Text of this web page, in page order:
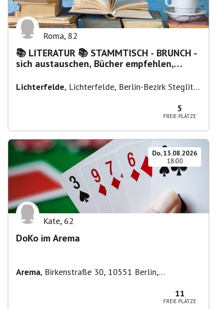
Roma, 82
📚 LITERATUR 📚 STAMMTISCH - BRUNCH -
sich austauschen, Bücher empfehlen,
Lichterfelde, Lichterfelde, Berlin-Bezirk Steglitz-
5
FREIE PLÄTZE
Do, 13.08.2026
18:00
Kate, 62
DoKo im Arema
Arema, Birkenstraße 30, 10551 Berlin,
11
FREIE PLÄTZE